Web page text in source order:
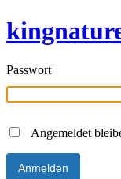
Passwort
Angemeldet